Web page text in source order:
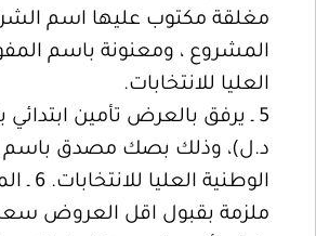
مغلقة مكتوب عليها اسم
المشروع ، ومعنونة باسم
العليا للانتخابات.
د.ل)، وذلك بصك مصدق باسم
الوطنية
ملزمة بقبول اقل العروض